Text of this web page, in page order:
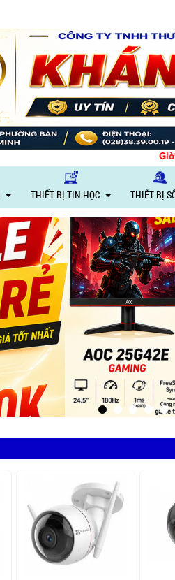
Giờ làm việc: Thứ 2 –
THIẾT BỊ TIN HỌC THIẾT BỊ